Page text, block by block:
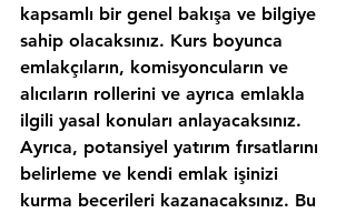
kapsamlı bir genel bakışa ve bilgiye
sahip olacaksınız. Kurs boyunca
emlakçıların, komisyoncuların ve
alıcıların rollerini ve ayrıca emlakla
ilgili yasal konuları anlayacaksınız.
Ayrıca, potansiyel yatırım fırsatlarını
belirleme ve kendi emlak işinizi
kurma becerileri kazanacaksınız. Bu